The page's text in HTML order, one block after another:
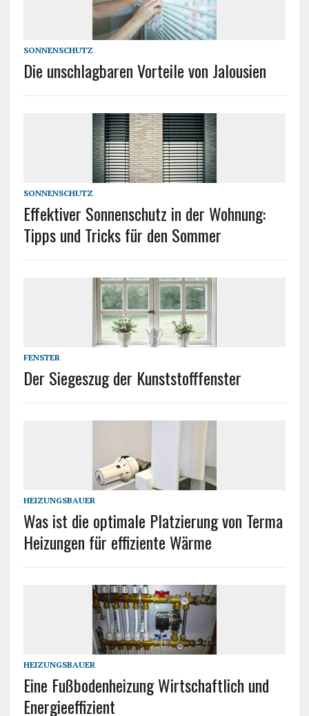
SONNENSCHUTZ
Die unschlagbaren Vorteile von Jalousien
SONNENSCHUTZ
Effektiver Sonnenschutz in der Wohnung:
Tipps und Tricks für den Sommer
FENSTER
Der Siegeszug der Kunststofffenster
HEIZUNGSBAUER
Was ist die optimale Platzierung von Terma
Heizungen für effiziente Wärme
HEIZUNGSBAUER
Eine Fußbodenheizung Wirtschaftlich und
Energieeffizient